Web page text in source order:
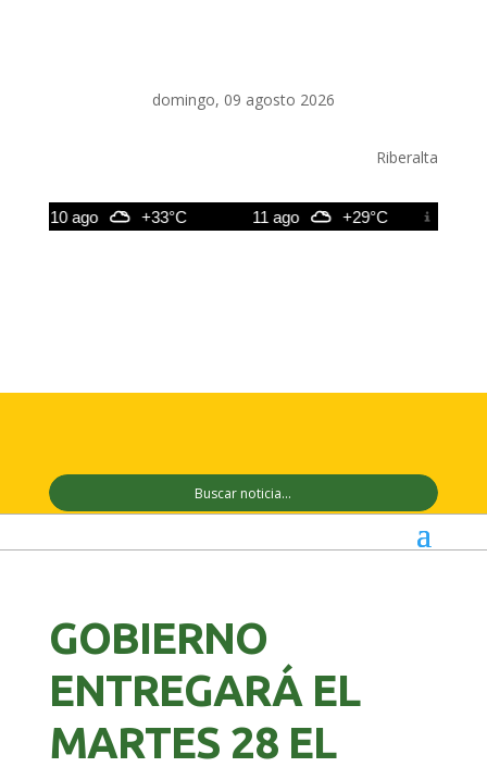
domingo, 09 agosto 2026
Riberalta
10 ago +33°C 11 ago +29°C
GOBIERNO
ENTREGARÁ EL
MARTES 28 EL